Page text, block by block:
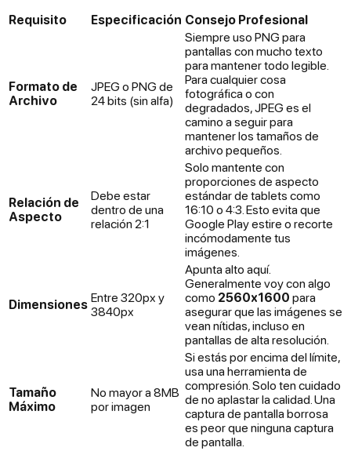
Requisito Especificación Consejo Profesional
Formato de
Archivo
JPEG o PNG de
24 bits (sin alfa)
Siempre uso PNG para
pantallas con mucho texto
para mantener todo legible.
Para cualquier cosa
fotográfica o con
degradados, JPEG es el
camino a seguir para
mantener los tamaños de
archivo pequeños.
Relación de
Aspecto
Debe estar
dentro de una
relación 2:1
Solo mantente con
proporciones de aspecto
estándar de tablets como
16:10 o 4:3. Esto evita que
Google Play estire o recorte
incómodamente tus
imágenes.
Dimensiones Entre 320px y
3840px
Apunta alto aquí.
Generalmente voy con algo
como 2560x1600 para
asegurar que las imágenes se
vean nítidas, incluso en
pantallas de alta resolución.
Tamaño
Máximo
No mayor a 8MB
por imagen
Si estás por encima del límite,
usa una herramienta de
compresión. Solo ten cuidado
de no aplastar la calidad. Una
captura de pantalla borrosa
es peor que ninguna captura
de pantalla.